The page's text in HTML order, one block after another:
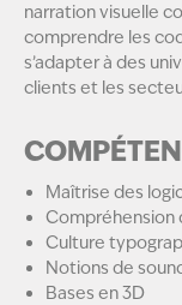
narration visuelle
comprendre les
s’adapter à des
clients et les
Maîtrise des
Compréhension
Culture
Notions de
Bases en 3D